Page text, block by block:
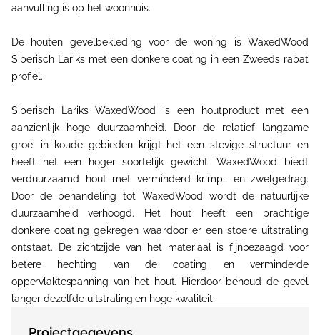
aanvulling is op het woonhuis.
De houten gevelbekleding voor de woning is WaxedWood
Siberisch Lariks met een donkere coating in een Zweeds rabat
profiel.
Siberisch Lariks WaxedWood is een houtproduct met een
aanzienlijk hoge duurzaamheid. Door de relatief langzame
groei in koude gebieden krijgt het een stevige structuur en
heeft het een hoger soortelijk gewicht. WaxedWood biedt
verduurzaamd hout met verminderd krimp- en zwelgedrag.
Door de behandeling tot WaxedWood wordt de natuurlijke
duurzaamheid verhoogd.
Het hout heeft een prachtige
donkere coating gekregen waardoor er een stoere uitstraling
ontstaat.
De zichtzijde van het materiaal is fijnbezaagd voor
betere hechting van de coating en verminderde
oppervlaktespanning van het hout. Hierdoor behoud de gevel
langer dezelfde uitstraling en hoge kwaliteit.